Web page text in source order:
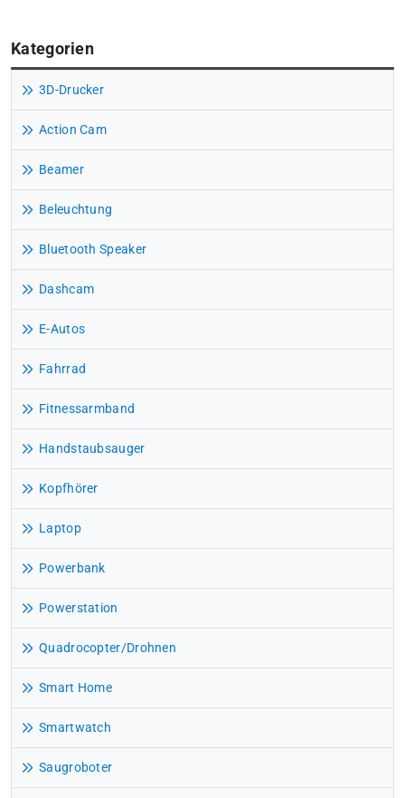
Kategorien
3D-Drucker
Action Cam
Beamer
Beleuchtung
Bluetooth Speaker
Dashcam
E-Autos
Fahrrad
Fitnessarmband
Handstaubsauger
Kopfhörer
Laptop
Powerbank
Powerstation
Quadrocopter/Drohnen
Smart Home
Smartwatch
Saugroboter